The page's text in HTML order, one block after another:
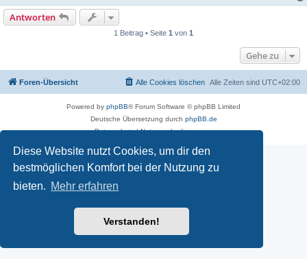
Diese Website nutzt Cookies, um dir den
bestmöglichen Komfort bei der Nutzung zu
bieten. Mehr erfahren
Verstanden!
Antworten
1 Beitrag • Seite 1 von 1
Gehe zu
Foren-Übersicht Alle Zeiten sind UTC+02:00
Alle Cookies löschen
Powered by phpBB® Forum Software © phpBB Limited
Deutsche Übersetzung durch phpBB.de
Datenschutz|Nutzungsbedingungen